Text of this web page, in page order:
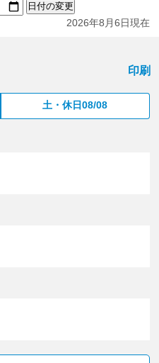
日付の変更
2026年8月6日現在
印刷
土・休日08/08